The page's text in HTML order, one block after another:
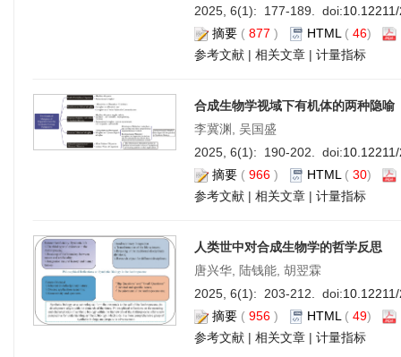
2025, 6(1): 177-189. doi:
摘要 ( 877 ) HTML ( 46)
参考文献 | 相关文章 | 计量指标
合成生物学视域下有机体的两种隐喻
李冀渊, 吴国盛
2025, 6(1): 190-202. doi:
摘要 ( 966 ) HTML ( 30)
参考文献 | 相关文章 | 计量指标
人类世中对合成生物学的哲学反思
唐兴华, 陆钱能, 胡翌霖
2025, 6(1): 203-212. doi:
摘要 ( 956 ) HTML ( 49)
参考文献 | 相关文章 | 计量指标